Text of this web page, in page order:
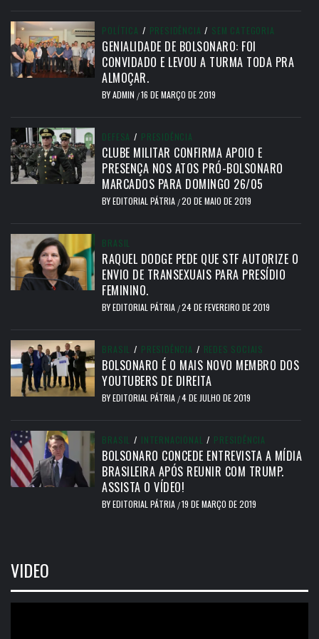
POLÍTICA / PRESIDÊNCIA / SEM CATEGORIA
GENIALIDADE DE BOLSONARO: FOI
CONVIDADO E LEVOU A TURMA TODA PRA
ALMOÇAR.
BYADMIN /16 DE MARÇO DE 2019
DEFESA / PRESIDÊNCIA
CLUBE MILITAR CONFIRMA APOIO E
PRESENÇA NOS ATOS PRÓ-BOLSONARO
MARCADOS PARA DOMINGO 26/05
BYEDITORIAL PÁTRIA /20 DE MAIO DE 2019
BRASIL
RAQUEL DODGE PEDE QUE STF AUTORIZE O
ENVIO DE TRANSEXUAIS PARA PRESÍDIO
FEMININO.
BYEDITORIAL PÁTRIA /24 DE FEVEREIRO DE 2019
BRASIL / PRESIDÊNCIA / REDES SOCIAIS
BOLSONARO É O MAIS NOVO MEMBRO DOS
YOUTUBERS DE DIREITA
BYEDITORIAL PÁTRIA /4 DE JULHO DE 2019
BRASIL / INTERNACIONAL / PRESIDÊNCIA
BOLSONARO CONCEDE ENTREVISTA A MÍDIA
BRASILEIRA APÓS REUNIR COM TRUMP.
ASSISTA O VÍDEO!
BYEDITORIAL PÁTRIA /19 DE MARÇO DE 2019
VIDEO